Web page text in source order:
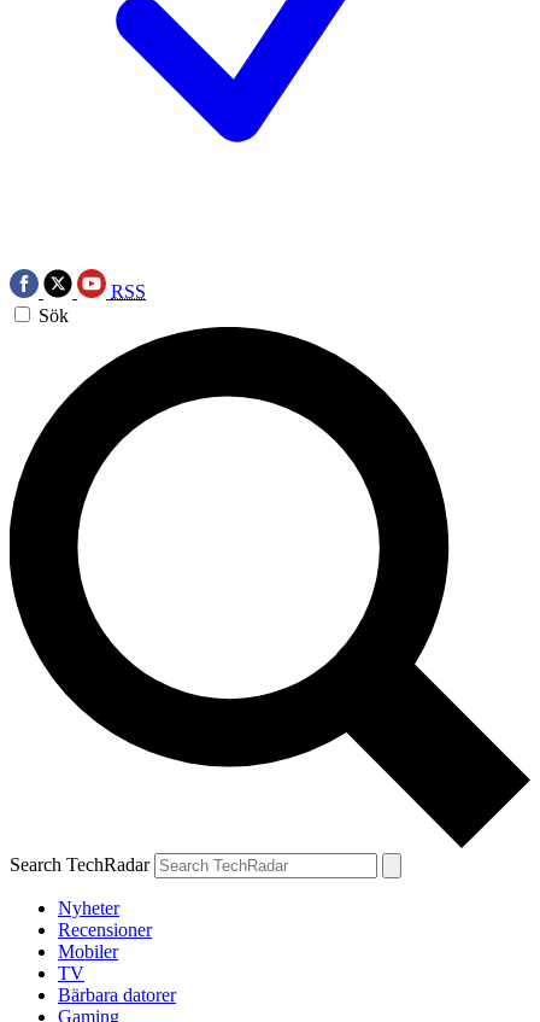
RSS
Sök
Search TechRadar
Nyheter
Recensioner
Mobiler
TV
Bärbara datorer
Gaming